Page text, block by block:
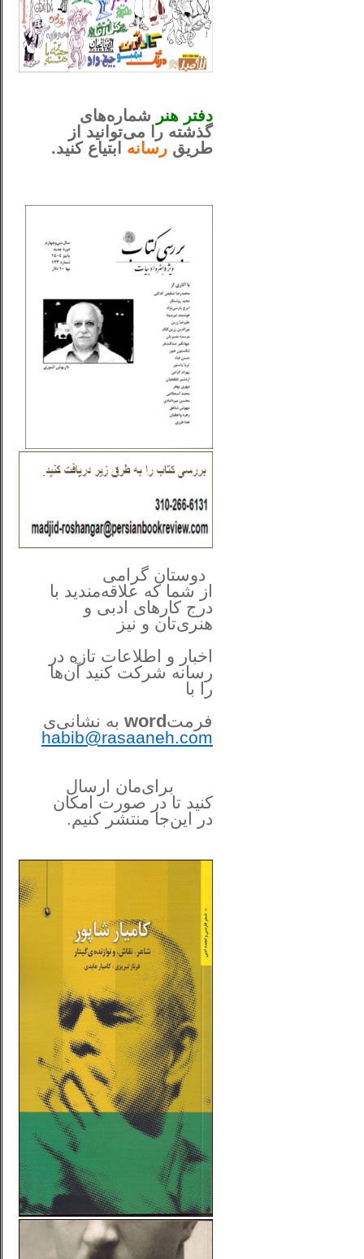
دفتر هنر شماره‌های
گذشته را می‌توانید از
طریق رسانه ابتیاع کنید.
دوستان گرامی
از شما که علاقه‌مندید با
درج کارهای‌ ادبی و
هنری‌تان و نیز
اخبار و اطلاعات تازه در
رسانه شرکت کنید آن‌ها
را با
فرمتword به نشانی‌ی
habib@rasaaneh.com
برای‌مان ارسال
کنید تا در صورت امکان
در این‌جامنتشر کنیم.